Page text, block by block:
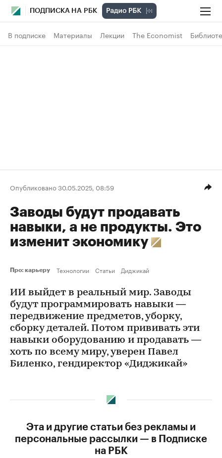
ПОДПИСКА НА РБК
В подписке Материалы Лекции The Economist
Опубликовано 30.05.2025, 08:59
Заводы будут продавать
навыки, а не продукты. Это
изменит экономику
Про: карьеру Технологии Статьи Диджикай
ИИ выйдет в реальный мир. Заводы
будут программировать навыки —
передвижение предметов, уборку,
сборку деталей. Потом прививать эти
навыки оборудованию и продавать —
хоть по всему миру, уверен Павел
Биленко, гендиректор «Диджикай»
Эта и другие статьи без рекламы и
персональные рассылки — в Подписке
на РБК